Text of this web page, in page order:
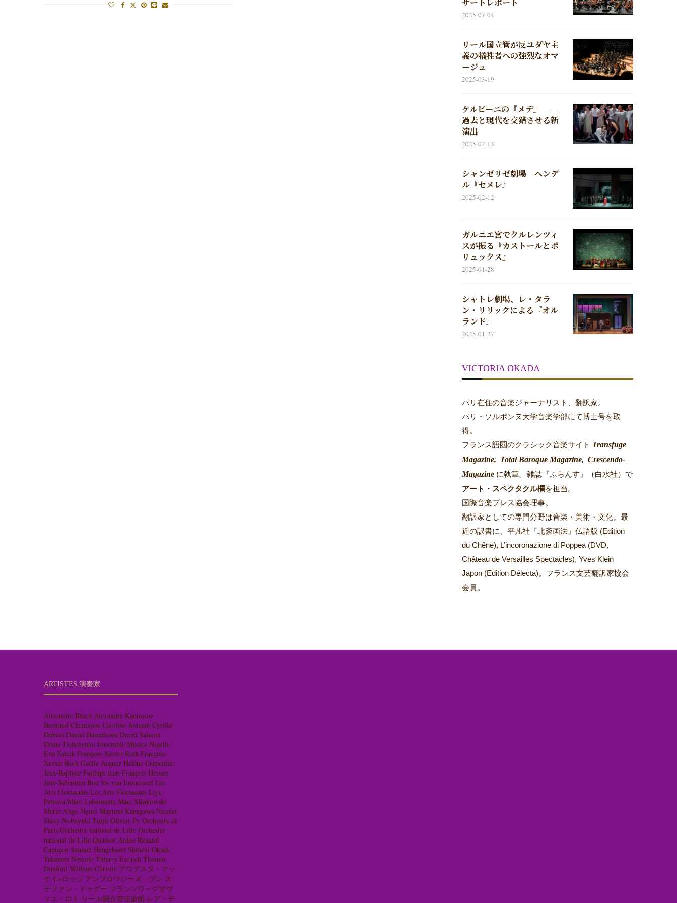
2025-07-04
リール国立管が反ユダヤ主
義の犠牲者への強烈なオマ
ージュ
2025-03-19
ケルビーニの『メデ』 ─
過去と現代を交錯させる新
演出
2025-02-13
シャンゼリゼ劇場 ヘンデ
ル『セメレ』
2025-02-12
ガルニエ宮でクルレンツィ
スが振る『カストールとポ
リュックス』
2025-01-28
シャトレ劇場、レ・タラ
ン・リリックによる『オル
ランド』
2025-01-27
VICTORIA OKADA
パリ在住の音楽ジャーナリスト、翻訳家。
パリ・ソルボンヌ大学音楽学部にて博士号を取
得。
フランス語圏のクラシック音楽サイト Transfuge
Magazine, Total Baroque Magazine, Crescendo-
Magazine に執筆。 雑誌『ふらんす』（白水社）で
アート・スペクタクル欄を担当。
国際音楽プレス協会理事。
翻訳家としての専門分野は音楽・美術・文化。最
近の訳書に、平凡社『北斎画法』仏語版 (Edition
du Chêne), L’incoronazione di Poppea (DVD,
Château de Versailles Spectacles), Yves Klein
Japon (Edition Délecta)。フランス文芸翻訳家協会
会員。
ARTISTES 演奏家
Alexandre Bloch Alexandre Kantorow
Bertrand Chamayou Caroline Jestaedt Cyrille
Dubois Daniel Barenboim David Salmon
Diana Tishchenko Ensemble Musica Nigella
Eva Zaïcik François-Xavier Roth François-
Xavier Roth Gaëlle Arquez Hélène Carpentier
Jean-Baptiste Fonlupt Jean-François Heisser
Jean-Sébastien Bou Jos van Immerseel Les
Arts Florissants Les Arts Florissants Liya
Petrova Marc Labonnette Marc Minkowski
Marie-Ange Nguci Mayumi Kanagawa Nicolas
Stavy Nobuyuki Tsujii Olivier Py Orchestre de
Paris Orchestre national de Lille Orchestre
national de Lille Quatuor Ardeo Renaud
Capuçon Samuel Hengebaert Shuichi Okada
Takénori Némoto Thierry Escaich Thomas
Dunford William Christie アウグスタ・マッ
ケイ=ロッジ アンブロワジーヌ・ブレ ス
テファン・ドゥグー フランソワ＝グザヴ
ィエ・ロト リール国立管弦楽団 レア・デ